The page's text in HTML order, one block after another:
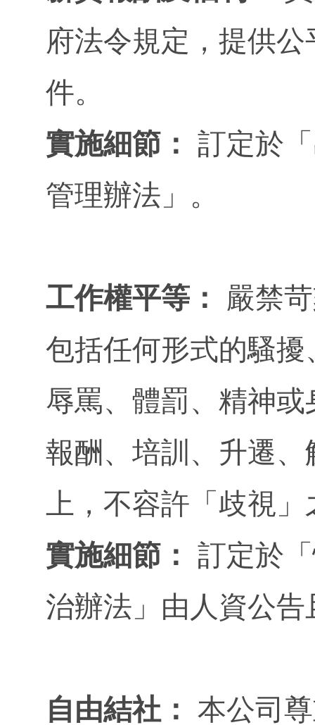
府法令規定，提供
件。
實施細節： 訂定於
管理辦法」。
工作權平等： 嚴禁
包括任何形式的騷
辱罵、體罰、精神
報酬、培訓、升遷
上，不容許「歧視
實施細節： 訂定於
治辦法」由人資公
自由結社： 本公司